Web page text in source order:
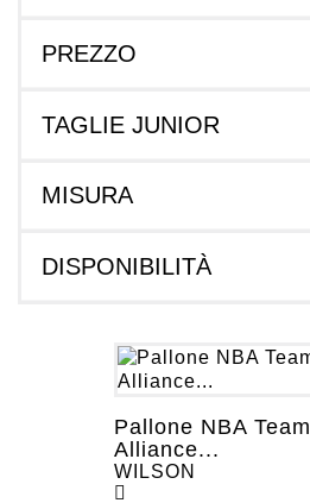
PREZZO
TAGLIE JUNIOR
MISURA
DISPONIBILITÀ
Pallone NBA Team
Alliance...
WILSON